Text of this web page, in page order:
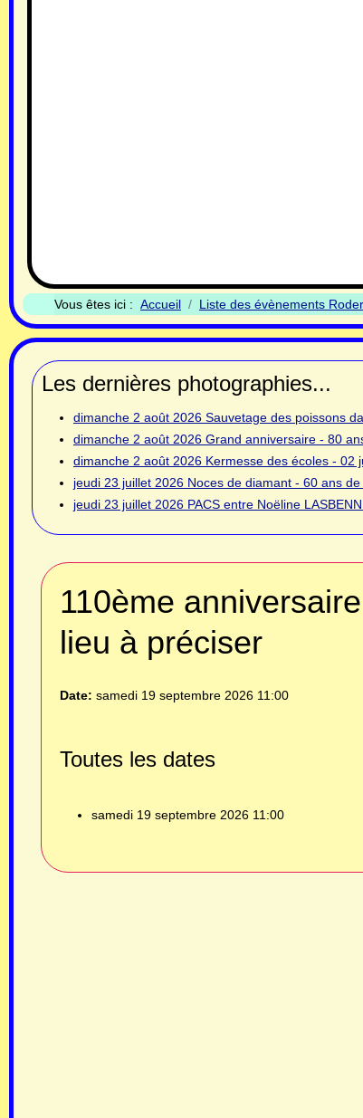
Vous êtes ici : Accueil Liste des évènements
Les dernières photographies...
dimanche 2 août 2026 Sauvetage des poissons
dimanche 2 août 2026 Grand anniversaire - 80
dimanche 2 août 2026 Kermesse des écoles - 02
jeudi 23 juillet 2026 Noces de diamant - 60 ans
jeudi 23 juillet 2026 PACS entre Noëline
110ème
lieu à préciser
Date: samedi 19 septembre 2026 11:00
Toutes les dates
samedi 19 septembre 2026 11:00